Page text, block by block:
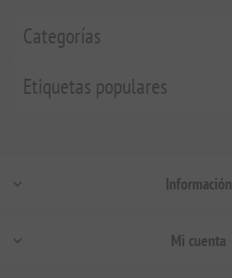
Categorías
Etiquetas populares
Información
Mi cuenta